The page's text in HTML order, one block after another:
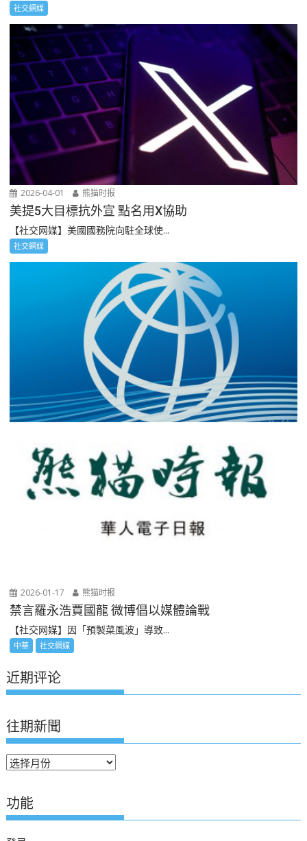
社交網媒
2026-04-01 熊猫时报
美提5大目標抗外宣 點名用X協助
【社交网媒】美國國務院向駐全球使...
社交網媒
2026-01-17 熊猫时报
禁言羅永浩賈國龍 微博倡以媒體論戰
【社交网媒】因「預製菜風波」導致...
中華 社交網媒
近期评论
往期新聞
往
新
聞
功能